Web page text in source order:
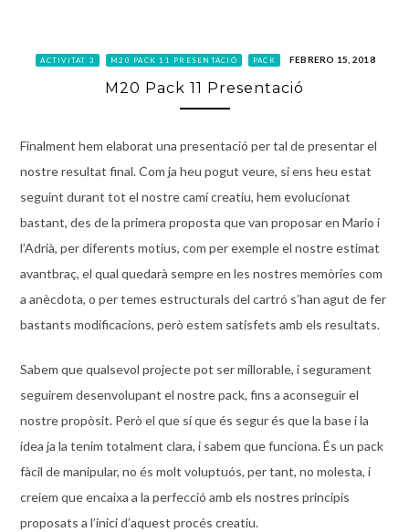
ACTIVITAT 3 M20 PACK 11 PRESENTACIÓ PACK FEBRERO 15, 2018
M20 Pack 11 Presentació
Finalment hem elaborat una presentació per tal de presentar el
nostre resultat final. Com ja heu pogut veure, si ens heu estat
seguint durant tot el nostre camí creatiu, hem evolucionat
bastant, des de la primera proposta que van proposar en Mario i
l’Adrià, per diferents motius, com per exemple el nostre estimat
avantbraç, el qual quedarà sempre en les nostres memòries com
a anècdota, o per temes estructurals del cartró s’han agut de fer
bastants modificacions, però estem satisfets amb els resultats.
Sabem que qualsevol projecte pot ser millorable, i segurament
seguirem desenvolupant el nostre pack, fins a aconseguir el
nostre propòsit. Però el que sí que és segur és que la base i la
idea ja la tenim totalment clara, i sabem que funciona. És un pack
fàcil de manipular, no és molt voluptuós, per tant, no molesta, i
creiem que encaixa a la perfecció amb els nostres principis
proposats a l’inici d’aquest procés creatiu.